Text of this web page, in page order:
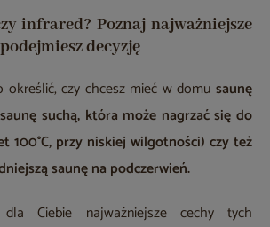
infrared? Poznaj najważniejsze
decyzję
określić, czy chcesz mieć w domu saunę
suchą, która może nagrzać się do
100°C, przy niskiej wilgotności) czy też
saunę na podczerwień.
dla Ciebie najważniejsze cechy tych